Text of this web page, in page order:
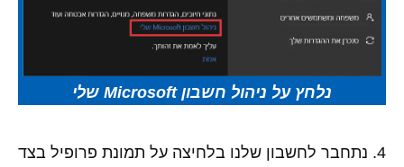
נלחץ על ניהול חשבון Microsoft שלי
4. נתחבר לחשבון שלנו בלחיצה על תמונת פרופיל בצד